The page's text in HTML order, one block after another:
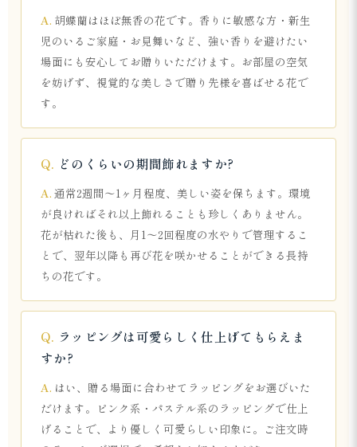
胡蝶蘭はほぼ無香の花です。香りに敏感な方・新生
児のいるご家庭・お見舞いなど、強い香りを避けたい
場面にも安心してお贈りいただけます。お部屋の空気
を妨げず、視覚的な美しさで贈り先様を喜ばせる花で
す。
どのくらいの期間飾れますか?
通常2週間～1ヶ月程度、美しい姿を保ちます。環境
が良ければそれ以上飾れることも珍しくありません。
花が枯れた後も、月1～2回程度の水やりで管理するこ
とで、翌年以降も再び花を咲かせることができる長持
ちの花です。
ラッピングは可愛らしく仕上げてもらえま
すか?
はい、贈る場面に合わせてラッピングをお選びいた
だけます。ピンク系・パステル系のラッピングで仕上
げることで、より優しく可愛らしい印象に。ご注文時